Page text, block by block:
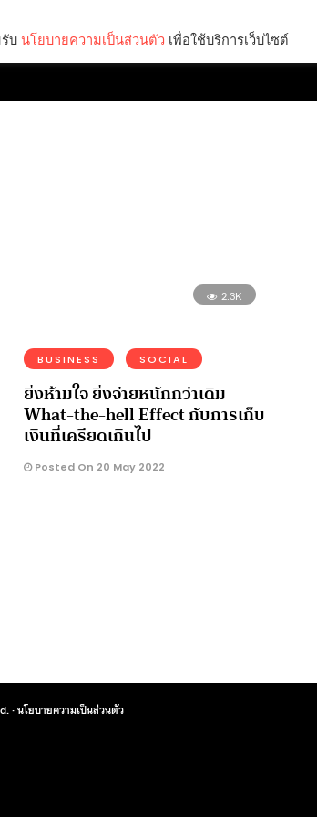
2.3K
BUSINESS SOCIAL
ยิ่งห้ามใจ ยิ่งจ่ายหนักกว่าเดิม
What-the-hell Effect กับการเก็บ
เงินที่เครียดเกินไป
Posted On 20 May 2022
·นโยบายความเป็นส่วนตัว
บ นโยบายความเป็นส่วนตัว เพื่อใช้บริการเว็บไซต์